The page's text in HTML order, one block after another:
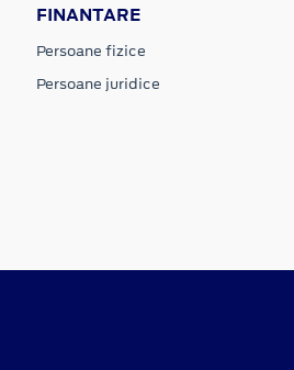
FINANTARE
Persoane fizice
Persoane juridice